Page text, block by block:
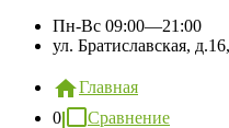
Пн-Вс 09:00—21:00
ул. Братиславская,
Главная
0
Сравнение